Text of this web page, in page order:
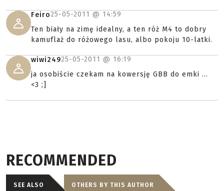
Feiro25-05-2011 @ 14:59
Ten biały na zimę idealny, a ten róż M4 to dobry
kamuflaż do różowego lasu, albo pokoju 10-latki.
wiwi24925-05-2011 @ 16:19
ja osobiście czekam na kowersję GBB do emki ...
<3 ;]
RECOMMENDED
SEE ALSO OTHERS BY THIS AUTHOR